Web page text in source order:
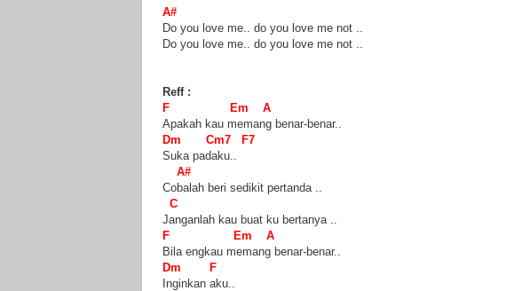
A#
Do you love me.. do you love me not ..
Do you love me.. do you love me not ..
Reff :
F Em A
Apakah kau memang benar-benar..
Dm Cm7 F7
Suka padaku..
A#
Cobalah beri sedikit pertanda ..
C
Janganlah kau buat ku bertanya ..
F Em A
Bila engkau memang benar-benar..
Dm F
Inginkan aku..